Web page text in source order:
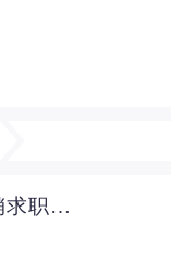
绿色竹子清新淡雅古风市场营销求职成套个人简历